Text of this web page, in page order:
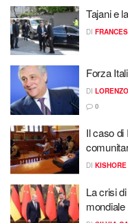
Tajani e
DI
Forza
DI
0
Il caso di
DI
La crisi
mondiale